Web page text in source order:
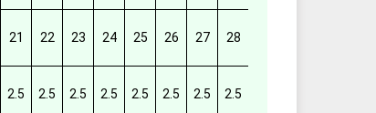
21 22 23 24 25 26 27 28
2.5 2.5 2.5 2.5 2.5 2.5 2.5 2.5